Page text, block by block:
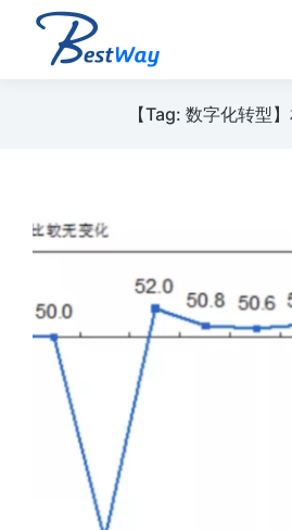
【Tag: 数字化转型